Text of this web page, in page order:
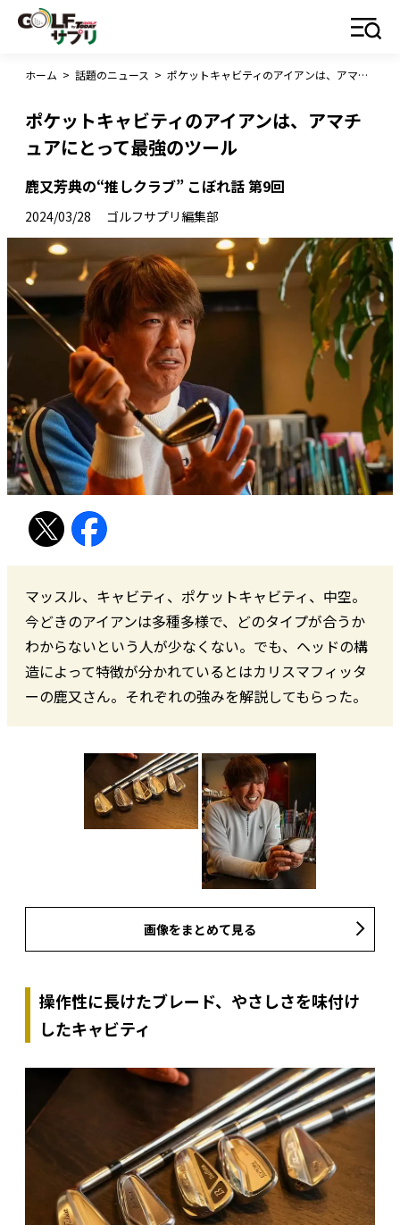
ホーム > 話題のニュース > ポケットキャビティのアイアンは、アマチュアにとって最強のツール
ポケットキャビティのアイアンは、アマチ
ュアにとって最強のツール
鹿又芳典の“推しクラブ” こぼれ話 第9回
2024/03/28 ゴルフサプリ編集部
マッスル、キャビティ、ポケットキャビティ、中空――。
今どきのアイアンは多種多様で、どのタイプが合うか
わからないという人が少なくない。でも、ヘッドの構
造によって特徴が分かれているとはカリスマフィッタ
ーの鹿又さん。それぞれの強みを解説してもらった。
画像をまとめて見る
操作性に長けたブレード、やさしさを味付け
したキャビティ